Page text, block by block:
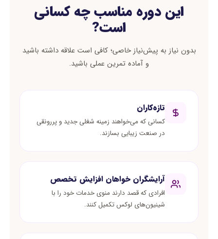
این دوره مناسب چه کسانی
است?
بدون نیاز به پیش‌نیاز خاصی؛ کافی است علاقه داشته باشید
و آماده تمرین عملی باشید.
تازه‌کاران
کسانی که می‌خواهند زمینه شغلی جدید و پررونقی
در صنعت زیبایی بسازند.
آرایشگران خواهان افزایش تخصص
افرادی که قصد دارند منوی خدمات خود را با
شینیون‌های لوکس تکمیل کنند.